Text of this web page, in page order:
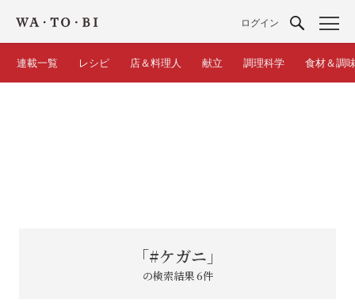
ログイン
連載一覧 レシピ 店＆料理人 献立 調理科学 食材＆調
「#ケガニ」
の検索結果 6件